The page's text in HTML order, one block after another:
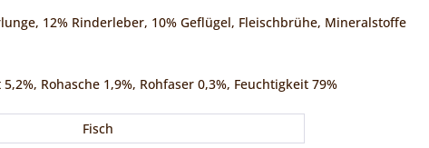
12% Rinderleber, 10% Geflügel, Fleischbrühe, Mineralstoffe
Rohasche 1,9%, Rohfaser 0,3%, Feuchtigkeit 79%
Fisch